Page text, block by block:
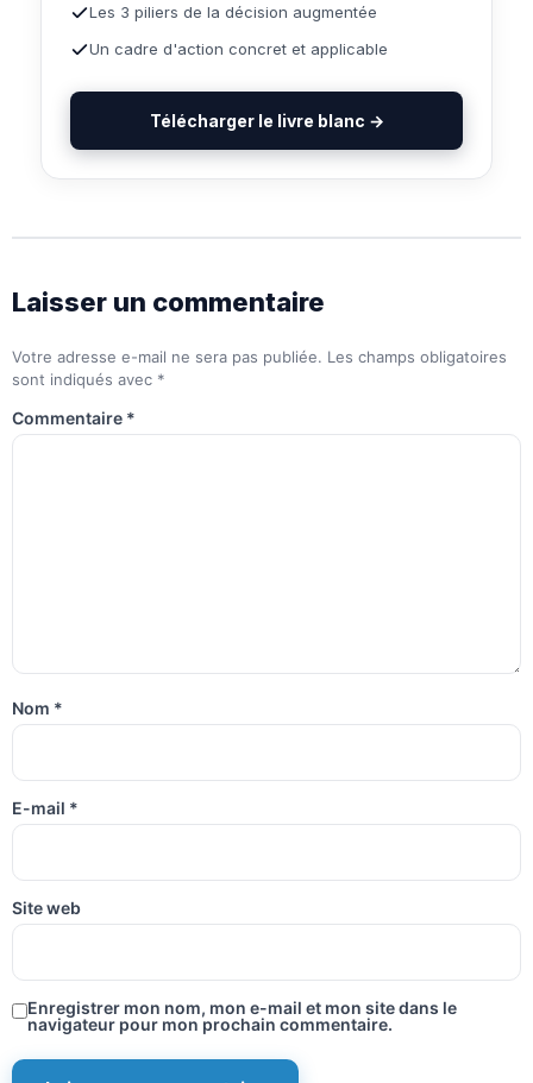
Les 3 piliers de la décision augmentée
Un cadre d'action concret et applicable
Télécharger le livre blanc →
Laisser un commentaire
Votre adresse e-mail ne sera pas publiée. Les champs obligatoires
sont indiqués avec *
Commentaire *
Nom *
E-mail *
Site web
Enregistrer mon nom, mon e-mail et mon site dans le
navigateur pour mon prochain commentaire.